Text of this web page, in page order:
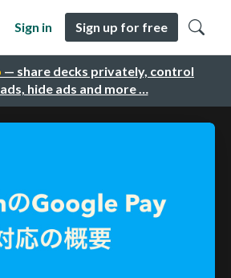
— share decks privately, control
hide ads and more …
Sign in Sign up for free